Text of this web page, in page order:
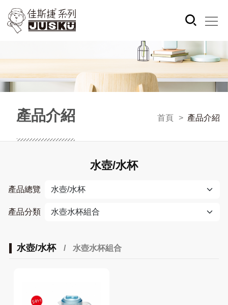
產品介紹 首頁 產品介紹
水壺/水杯
產品總覽
產品分類
水壺/水杯 / 水壺水杯組合